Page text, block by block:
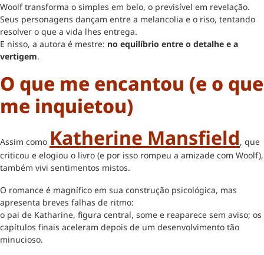
Woolf transforma o simples em belo, o previsível em revelação.
Seus personagens dançam entre a melancolia e o riso, tentando
resolver o que a vida lhes entrega.
E nisso, a autora é mestre: no equilíbrio entre o detalhe e a
vertigem.
O que me encantou (e o que
me inquietou)
Assim como Katherine Mansfield, que
criticou e elogiou o livro (e por isso rompeu a amizade com Woolf),
também vivi sentimentos mistos.
O romance é magnífico em sua construção psicológica, mas
apresenta breves falhas de ritmo:
o pai de Katharine, figura central, some e reaparece sem aviso; os
capítulos finais aceleram depois de um desenvolvimento tão
minucioso.